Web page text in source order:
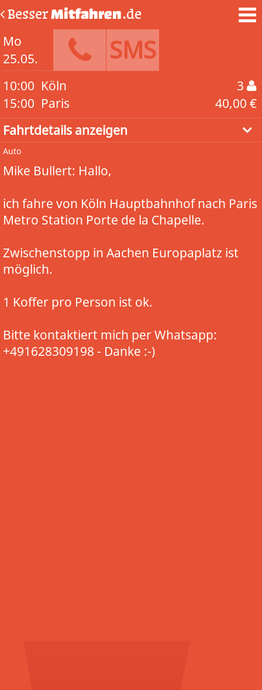
BesserMitfahren.de
Mo
25.05.
SMS
10:00
15:00
Köln
Paris
3
40,00 €
Fahrtdetails anzeigen
Auto
Mike Bullert: Hallo,
ich fahre von Köln Hauptbahnhof nach Paris
Metro Station Porte de la Chapelle.
Zwischenstopp in Aachen Europaplatz ist
möglich.
1 Koffer pro Person ist ok.
Bitte kontaktiert mich per Whatsapp:
+491628309198 - Danke :-)